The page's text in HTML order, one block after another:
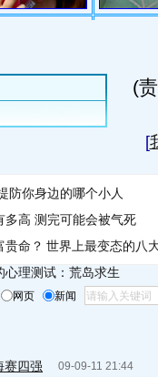
(
[
防你身边的哪个小人
多高 测完可能会被气死
贵命？ 世界上最变态的八
心理测试：荒岛求生
网页 新闻
09-09-11 21:44
赛四强